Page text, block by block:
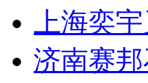
上海奕
济南赛